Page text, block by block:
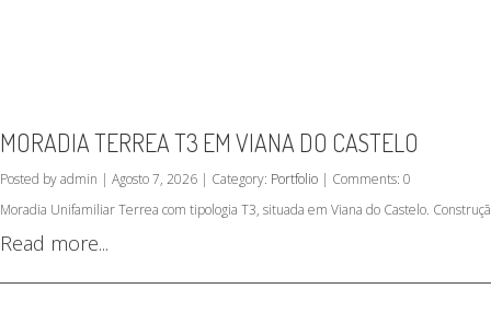
MORADIA TERREA T3 EM VIANA DO CASTELO
Posted by admin | Agosto 7, 2026 | Category: Portfolio | Comments: 0
Moradia Unifamiliar Terrea com tipologia T3, situada em Viana do Castelo.
Read more...